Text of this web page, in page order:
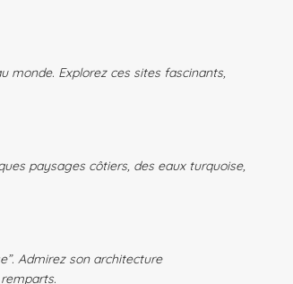
monde. Explorez ces sites fascinants,
paysages côtiers, des eaux turquoise,
Admirez son architecture